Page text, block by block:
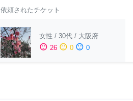
依頼されたチケット
女性 / 30代 / 大阪府
sentiment_satisfied 26 sentiment_neutral 0 sentiment_dissatisfied 0